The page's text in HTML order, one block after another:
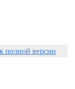
к полной версии